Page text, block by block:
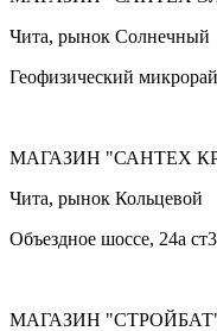
Чита, рынок Солнечный
Геофизический
МАГАЗИН "САНТЕХ
Чита, рынок Кольцевой
Объездное шоссе, 24а
МАГАЗИН